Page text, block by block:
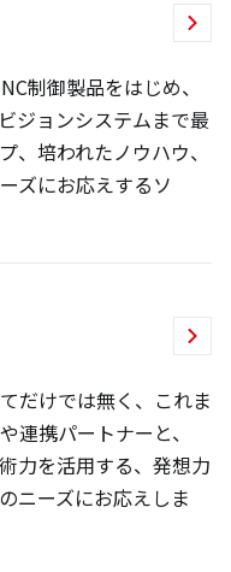
制御製品をはじめ、
ジョンシステムまで最
、培われたノウハウ、
ズにお応えするソ
だけでは無く、これま
連携パートナーと、
力を活用する、発想力
ニーズにお応えしま